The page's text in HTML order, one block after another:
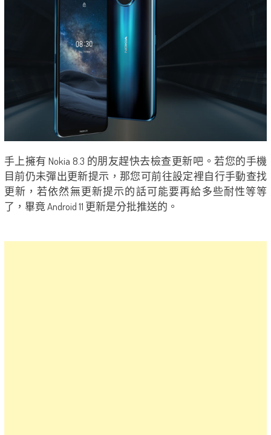
手上擁有 Nokia 8.3 的朋友趕快去檢查更新吧。若您的手機
目前仍未彈出更新提示，那您可前往設定裡自行手動查找
更新，若依然無更新提示的話可能要再給多些耐性等等
了，畢竟 Android 11 更新是分批推送的。